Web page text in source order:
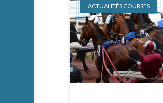
ACTUALITÉS COURSES